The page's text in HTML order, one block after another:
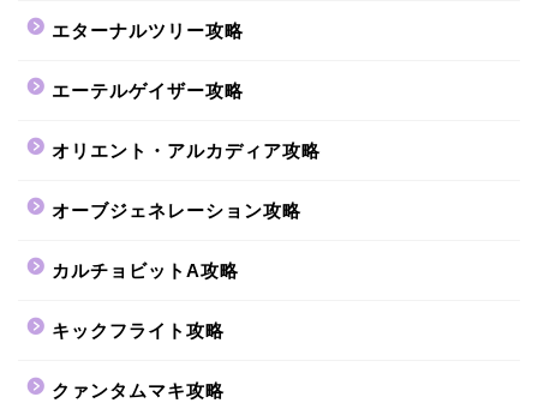
エターナルツリー攻略
エーテルゲイザー攻略
オリエント・アルカディア攻略
オーブジェネレーション攻略
カルチョビットA攻略
キックフライト攻略
クァンタムマキ攻略